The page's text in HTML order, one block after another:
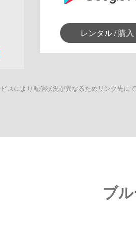
レンタル / 購入
スにより配信状況が異なるためリンク先に
ブ